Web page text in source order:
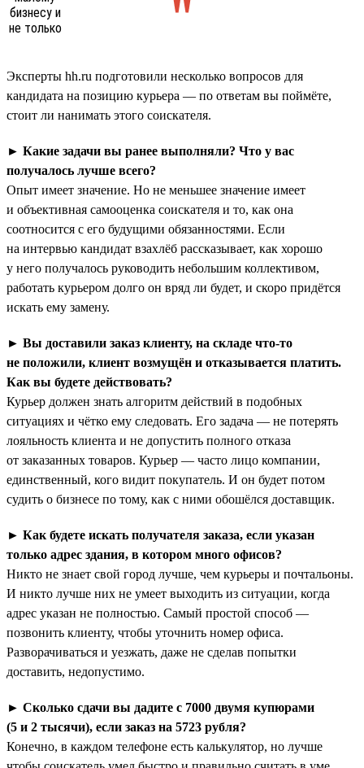
Эксперты hh.ru подготовили несколько вопросов для
кандидата на позицию курьера — по ответам вы поймёте,
стоит ли нанимать этого соискателя.
► Какие задачи вы ранее выполняли? Что у вас
получалось лучше всего?
Опыт имеет значение. Но не меньшее значение имеет
и объективная самооценка соискателя и то, как она
соотносится с его будущими обязанностями. Если
на интервью кандидат взахлёб рассказывает, как хорошо
у него получалось руководить небольшим коллективом,
работать курьером долго он вряд ли будет, и скоро придётся
искать ему замену.
► Вы доставили заказ клиенту, на складе что-то
не положили, клиент возмущён и отказывается платить.
Как вы будете действовать?
Курьер должен знать алгоритм действий в подобных
ситуациях и чётко ему следовать. Его задача — не потерять
лояльность клиента и не допустить полного отказа
от заказанных товаров. Курьер — часто лицо компании,
единственный, кого видит покупатель. И он будет потом
судить о бизнесе по тому, как с ними обошёлся доставщик.
► Как будете искать получателя заказа, если указан
только адрес здания, в котором много офисов?
Никто не знает свой город лучше, чем курьеры и почтальоны.
И никто лучше них не умеет выходить из ситуации, когда
адрес указан не полностью. Самый простой способ —
позвонить клиенту, чтобы уточнить номер офиса.
Разворачиваться и уезжать, даже не сделав попытки
доставить, недопустимо.
► Сколько сдачи вы дадите с 7000 двумя купюрами
(5 и 2 тысячи), если заказ на 5723 рубля?
Конечно, в каждом телефоне есть калькулятор, но лучше